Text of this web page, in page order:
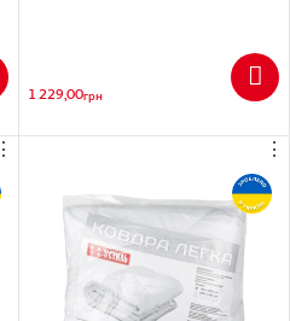
1 229,00грн
⋮ ⋮